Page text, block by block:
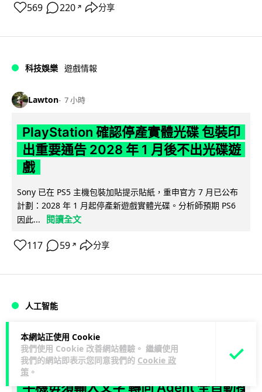
本網站正使用 Cookie
我們使用 Cookie 改善網站體驗。 繼續使用
我們的網站即表示您同意我們的 Cookie 政
策 。
569 220 ↗ 分享
科技娛樂 遊戲情報
Lawton 7 小時
PlayStation 確認停產實體光碟 包裝印
出重要通告 2028 年 1 月後不出光碟遊
戲
Sony 已在 PS5 主機包裝加貼提示貼紙，重申官方 7 月已公布
計劃：2028 年 1 月起停產新遊戲實體光碟。分析師預期 PS6
因此...
閱讀全文
117 59 ↗ 分享
人工智能
Vin 7 小時
Samsung 展示 Galaxy AI 新方向 未來
手機毋須輸入文字 轉向 Agent 全自動操